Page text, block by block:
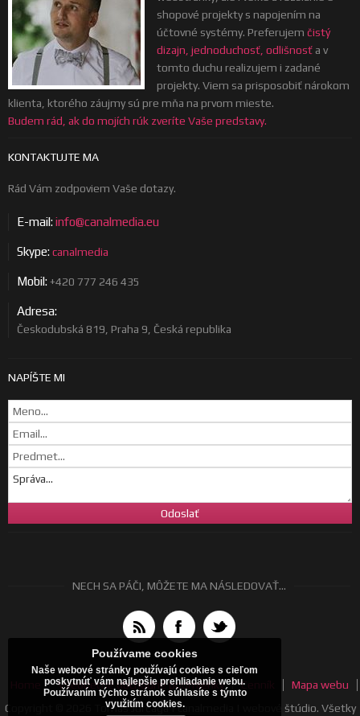
shopové projekty s napojením na
účtovné systémy. Preferujem čistý
dizajn, jednoduchosť, odlišnosť a v
tomto duchu realizujem i zadané
projekty. Viem sa prisposobiť nárokom
klienta, ktorého záujmy sú pre mňa na prvom mieste.
Budem rád, ak do mojích rúk zveríte Vaše predstavy.
KONTAKTUJTE MA
Rád Vám zodpoviem Vaše dotazy.
E-mail:info@canalmedia.eu
Skype:canalmedia
Mobil:+420 777 246 435
Adresa:
Českodubská 819, Praha 9, Česká republika
NAPÍŠTE MI
NECH SA PÁČI, MÔŽETE MA NÁSLEDOVAŤ...
Všeobecné obchodné podmienky Cenník
Mapa webu
Copyright © 2026 Tomáš Jurčaga | canalmedia | webové štúdio. Všetky
Používame cookies
Naše webové stránky používajú cookies s cieľom
poskytnúť vám najlepšie prehliadanie webu.
Používaním týchto stránok súhlasíte s týmto
využitím cookies.